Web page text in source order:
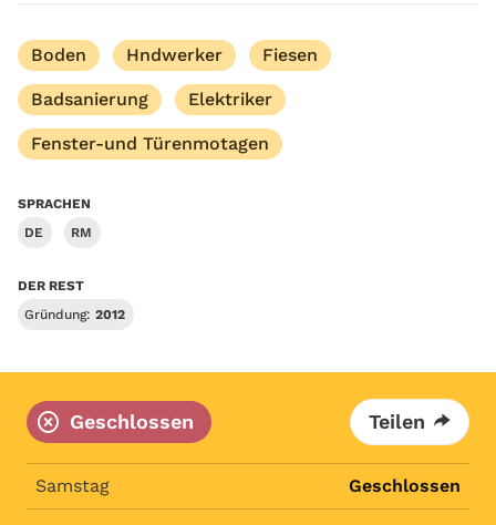
Boden Hndwerker Fiesen
Badsanierung Elektriker
Fenster-und Türenmotagen
SPRACHEN
DE
RM
DER REST
Gründung: 2012
Geschlossen Teilen
Samstag Geschlossen